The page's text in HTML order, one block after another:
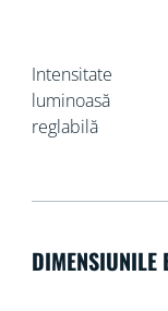
Intensitate
luminoasă
reglabilă
DIMENSIUNILE